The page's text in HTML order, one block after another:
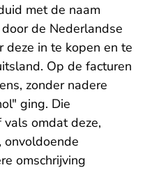
met de naam
de Nederlandse
deze in te kopen en te
Op de facturen
zonder nadere
ging. Die
omdat deze,
onvoldoende
omschrijving